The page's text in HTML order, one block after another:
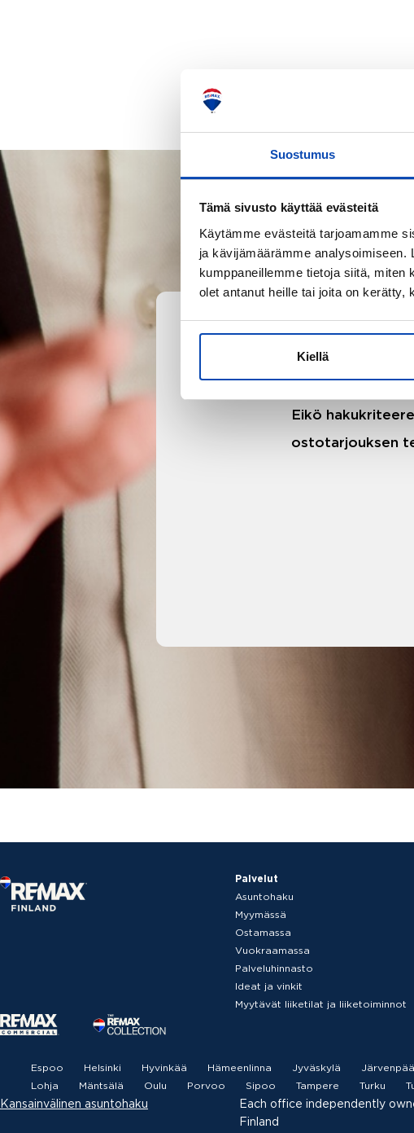
Suostumus
Tämä sivusto käyttää evästeitä
Käytämme evästeitä tarjoamamme
ja kävijämäärämme
kumppaneillemme tietoja siitä, miten
olet antanut heille tai joita on kerätty,
Kiellä
Eikö
ostotarjouksen
Palvelut
Asuntohaku
Myymässä
Ostamassa
Vuokraamassa
Palveluhinnasto
Ideat ja vinkit
Myytävät liiketilat ja liiketoiminnot
Espoo Helsinki Hyvinkää Hämeenlinna Jyväskylä Järvenpää
Lohja
Mäntsälä Oulu Porvoo Sipoo Tampere Turku
Kansainvälinen asuntohaku
Each office independently
Finland